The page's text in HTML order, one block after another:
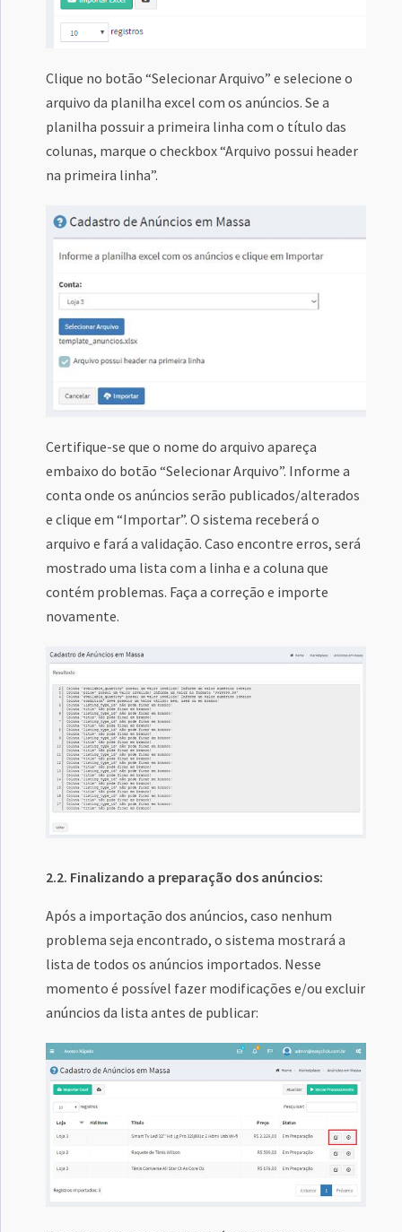
Clique no botão “Selecionar Arquivo” e selecione o
arquivo da planilha excel com os anúncios. Se a
planilha possuir a primeira linha com o título das
colunas, marque o checkbox “Arquivo possui header
na primeira linha”.
Certifique-se que o nome do arquivo apareça
embaixo do botão “Selecionar Arquivo”. Informe a
conta onde os anúncios serão publicados/alterados
e clique em “Importar”. O sistema receberá o
arquivo e fará a validação. Caso encontre erros, será
mostrado uma lista com a linha e a coluna que
contém problemas. Faça a correção e importe
novamente.
2.2. Finalizando a preparação dos anúncios:
Após a importação dos anúncios, caso nenhum
problema seja encontrado, o sistema mostrará a
lista de todos os anúncios importados. Nesse
momento é possível fazer modificações e/ou excluir
anúncios da lista antes de publicar: